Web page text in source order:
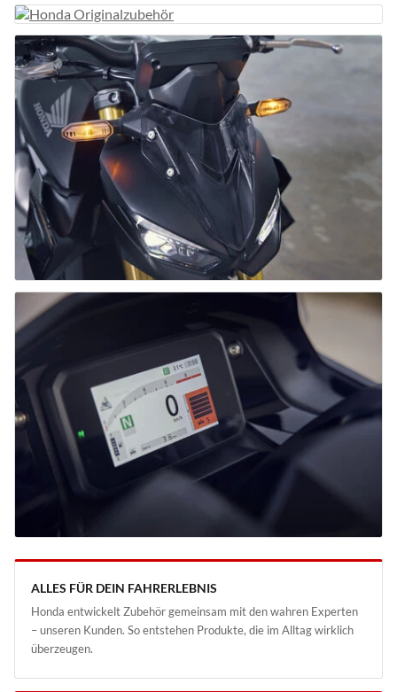
ALLES FÜR DEIN FAHRERLEBNIS
Honda entwickelt Zubehör gemeinsam mit den wahren Experten
– unseren Kunden. So entstehen Produkte, die im Alltag wirklich
überzeugen.